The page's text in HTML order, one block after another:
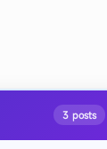
3 posts